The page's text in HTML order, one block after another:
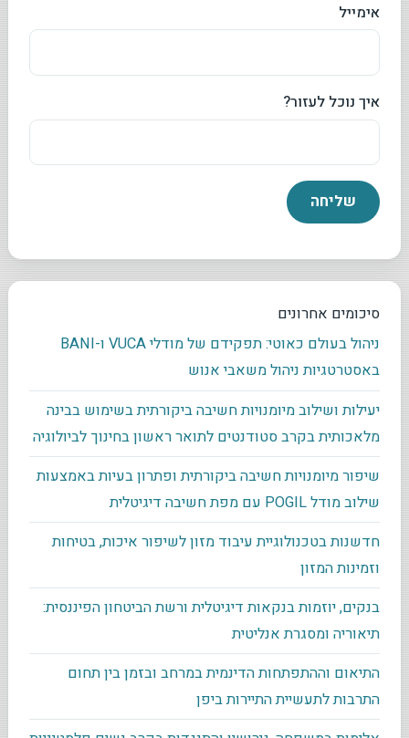
אימייל
איך נוכל לעזור?
סיכומים אחרונים
ניהול בעולם כאוטי: תפקידם של מודלי VUCA ו-BANI
באסטרטגיות ניהול משאבי אנוש
יעילות ושילוב מיומנויות חשיבה ביקורתית בשימוש בבינה
מלאכותית בקרב סטודנטים לתואר ראשון בחינוך לביולוגיה
שיפור מיומנויות חשיבה ביקורתית ופתרון בעיות באמצעות
שילוב מודל POGIL עם מפת חשיבה דיגיטלית
חדשנות בטכנולוגיית עיבוד מזון לשיפור איכות, בטיחות
וזמינות המזון
בנקים, יוזמות בנקאות דיגיטלית ורשת הביטחון הפיננסית:
תיאוריה ומסגרת אנליטית
התיאום וההתפתחות הדינמית במרחב ובזמן בין תחום
התרבות לתעשיית התיירות ביפן